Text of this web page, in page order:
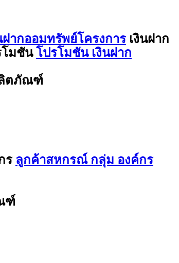
ฝากออมทรัพย์โครงการ เงินฝาก
โมชัน โปรโมชัน เงินฝาก
ลิตภัณฑ์
ร ลูกค้าสหกรณ์ กลุ่ม องค์กร
ฑ์